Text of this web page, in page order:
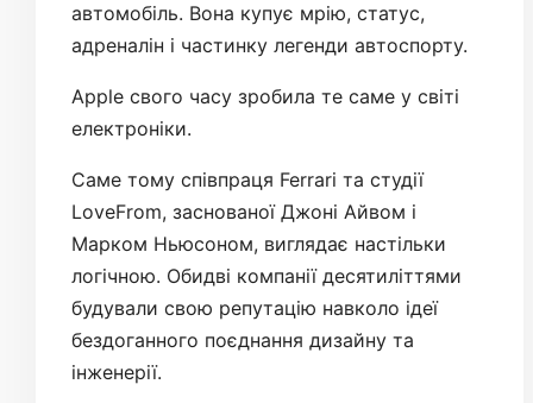
автомобіль. Вона купує мрію, статус,
адреналін і частинку легенди автоспорту.
Apple свого часу зробила те саме у світі
електроніки.
Саме тому співпраця Ferrari та студії
LoveFrom, заснованої Джоні Айвом і
Марком Ньюсоном, виглядає настільки
логічною. Обидві компанії десятиліттями
будували свою репутацію навколо ідеї
бездоганного поєднання дизайну та
інженерії.